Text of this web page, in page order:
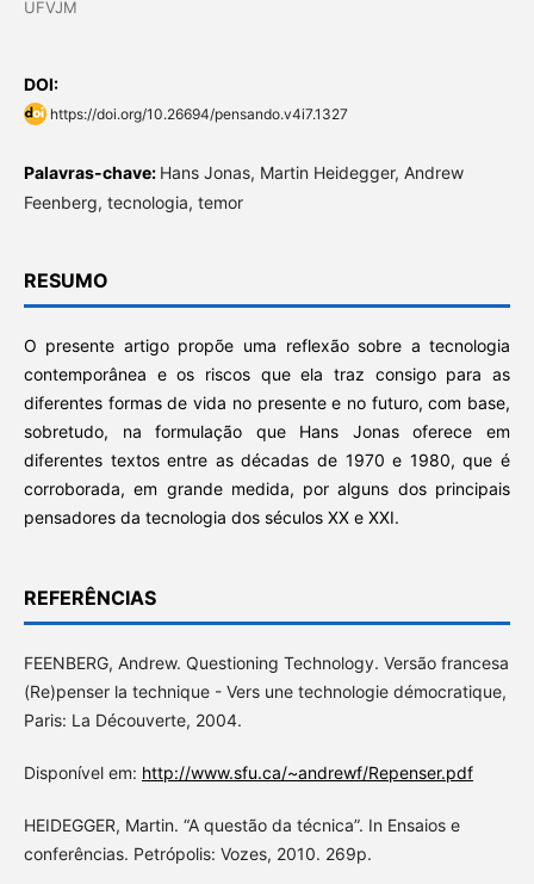
UFVJM
DOI:
https://doi.org/10.26694/pensando.v4i7.1327
Palavras-chave: Hans Jonas, Martin Heidegger, Andrew
Feenberg, tecnologia, temor
RESUMO
O presente artigo propõe uma reflexão sobre a tecnologia
contemporânea e os riscos que ela traz consigo para as
diferentes formas de vida no presente e no futuro, com base,
sobretudo, na formulação que Hans Jonas oferece em
diferentes textos entre as décadas de 1970 e 1980, que é
corroborada, em grande medida, por alguns dos principais
pensadores da tecnologia dos séculos XX e XXI.
REFERÊNCIAS
FEENBERG, Andrew. Questioning Technology. Versão francesa
(Re)penser la technique - Vers une technologie démocratique,
Paris: La Découverte, 2004.
Disponível em: http://www.sfu.ca/~andrewf/Repenser.pdf
HEIDEGGER, Martin. “A questão da técnica”. In Ensaios e
conferências. Petrópolis: Vozes, 2010. 269p.